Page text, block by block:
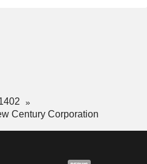
Century Corporation